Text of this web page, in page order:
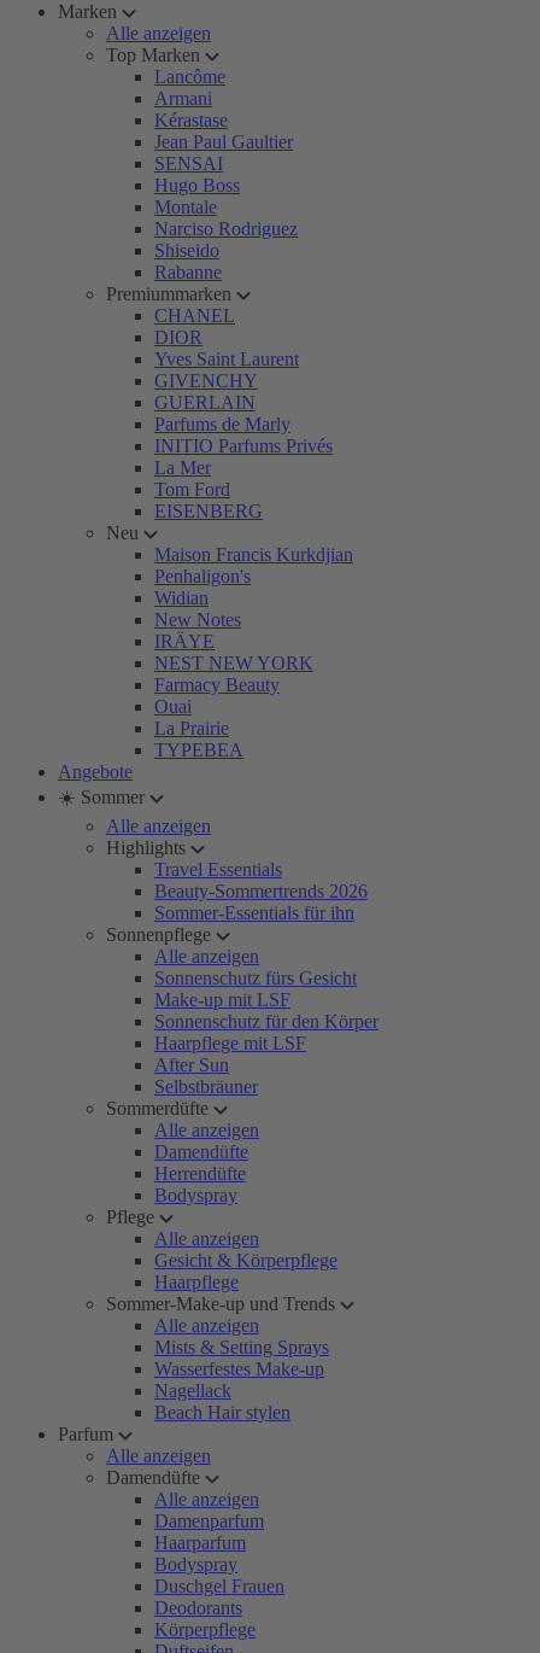
Marken
Alle anzeigen
Top Marken
Lancôme
Armani
Kérastase
Jean Paul Gaultier
SENSAI
Hugo Boss
Montale
Narciso Rodriguez
Shiseido
Rabanne
Premiummarken
CHANEL
DIOR
Yves Saint Laurent
GIVENCHY
GUERLAIN
Parfums de Marly
INITIO Parfums Privés
La Mer
Tom Ford
EISENBERG
Neu
Maison Francis Kurkdjian
Penhaligon's
Widian
New Notes
IRÄYE
NEST NEW YORK
Farmacy Beauty
Ouai
La Prairie
TYPEBEA
Angebote
☀️ Sommer
Alle anzeigen
Highlights
Travel Essentials
Beauty-Sommertrends 2026
Sommer-Essentials für ihn
Sonnenpflege
Alle anzeigen
Sonnenschutz fürs Gesicht
Make-up mit LSF
Sonnenschutz für den Körper
Haarpflege mit LSF
After Sun
Selbstbräuner
Sommerdüfte
Alle anzeigen
Damendüfte
Herrendüfte
Bodyspray
Pflege
Alle anzeigen
Gesicht & Körperpflege
Haarpflege
Sommer-Make-up und Trends
Alle anzeigen
Mists & Setting Sprays
Wasserfestes Make-up
Nagellack
Beach Hair stylen
Parfum
Alle anzeigen
Damendüfte
Alle anzeigen
Damenparfum
Haarparfum
Bodyspray
Duschgel Frauen
Deodorants
Körperpflege